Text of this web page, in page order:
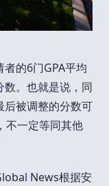
的6门GPA平均
。也就是说，同
后被调整的分数可
不一定等同其他
News根据安